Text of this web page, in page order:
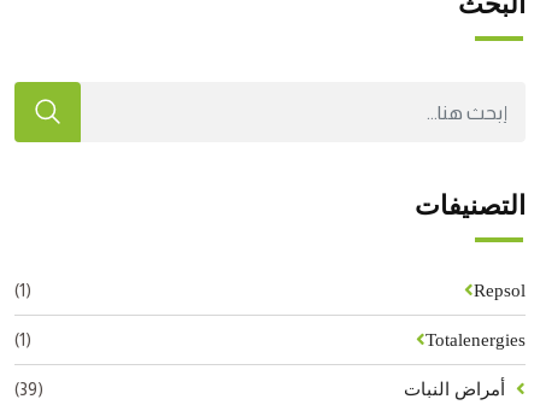
التصنيفات
Repsol
(1)
Totalenergies
(1)
أمراض النبات (39)